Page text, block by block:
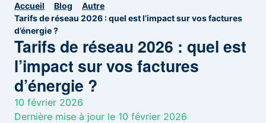
Accueil Blog
Autre
Tarifs de réseau 2026 : quel est l’impact sur vos factures
d’énergie ?
Tarifs de réseau 2026 : quel est
l’impact sur vos factures
d’énergie ?
10 février 2026
Dernière mise à jour le 10 février 2026